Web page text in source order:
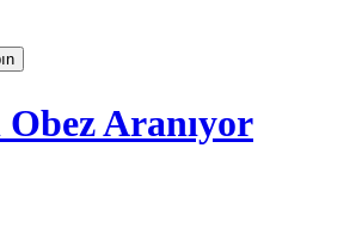
Aranıyor